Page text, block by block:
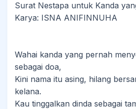
Surat Nestapa untuk Kanda
Karya: ISNA ANIFINNUHA
Wahai kanda yang pernah
sebagai doa,
Kini nama itu asing, hilang
kelana.
Kau tinggalkan dinda sebagai